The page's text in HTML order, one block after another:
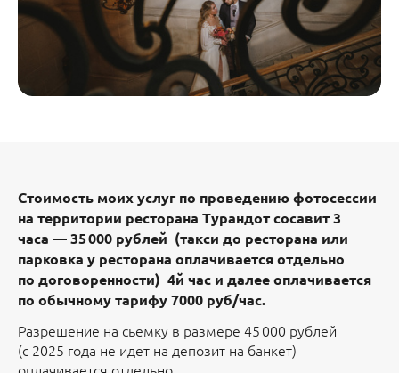
Стоимость моих услуг по проведению фотосессии
на территории ресторана Турандот сосавит 3
часа — 35 000 рублей (такси до ресторана или
парковка у ресторана оплачивается отдельно
по договоренности) 4й час и далее оплачивается
по обычному тарифу 7000 руб/час.
Разрешение на сьемку в размере 45 000 рублей
(с 2025 года не идет на депозит на банкет)